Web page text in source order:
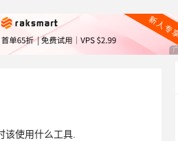
告，理性选择
使用什么工具.